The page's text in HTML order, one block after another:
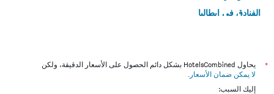
الفنادق في إيطاليا
*
يحاول HotelsCombined بشكل دائم الحصول على الأسعار الدقيقة، ولكن
لا يمكن ضمان الأسعار .
إليك السبب: